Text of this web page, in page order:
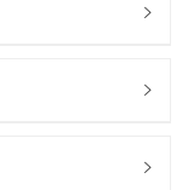


